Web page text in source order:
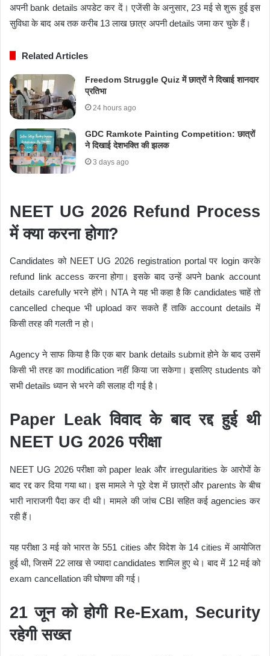
अपनी bank details अपडेट कर दें। एजेंसी के अनुसार, 23 मई से शुरू हुई इस
सुविधा के बाद अब तक करीब 13 लाख छात्र अपनी details जमा कर चुके हैं।
Related Articles
Freedom Struggle Quiz में छात्रों ने दिखाई शानदार
प्रतिभा
24 hours ago
GDC Ramkote Painting Competition: छात्रों
ने दिखाई देशभक्ति की झलक
3 days ago
NEET UG 2026 Refund Process
में क्या करना होगा?
Candidates को NEET UG 2026 registration portal पर login करके
refund link access करना होगा। इसके बाद उन्हें अपने bank account
details carefully भरने होंगे। NTA ने यह भी कहा है कि candidates चाहें तो
cancelled cheque भी upload कर सकते हैं ताकि account details में
किसी तरह की गलती न हो।
Agency ने साफ किया है कि एक बार bank details submit होने के बाद उसमें
किसी भी तरह का modification नहीं किया जा सकेगा। इसलिए students को
सभी details ध्यान से भरने की सलाह दी गई है।
Paper Leak विवाद के बाद रद्द हुई थी
NEET UG 2026 परीक्षा
NEET UG 2026 परीक्षा को paper leak और irregularities के आरोपों के
बाद रद्द कर दिया गया था। इस मामले ने पूरे देश में छात्रों और parents के बीच
भारी नाराजगी पैदा कर दी थी। मामले की जांच CBI सहित कई agencies कर
रही हैं।
यह परीक्षा 3 मई को भारत के 551 cities और विदेश के 14 cities में आयोजित
हुई थी, जिसमें 22 लाख से ज्यादा candidates शामिल हुए थे। बाद में 12 मई को
exam cancellation की घोषणा की गई।
21 जून को होगी Re-Exam, Security
रहेगी सख्त